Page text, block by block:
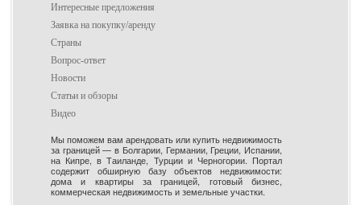
Интересные предложения
Заявка на покупку/аренду
Страны
Вопрос-ответ
Новости
Статьи и обзоры
Видео
Мы поможем вам арендовать или купить недвижимость
за границей — в Болгарии, Германии, Греции, Испании,
на Кипре, в Таиланде, Турции и Черногории. Портал
содержит обширную базу объектов недвижимости:
дома и квартиры за границей, готовый бизнес,
коммерческая недвижимость и земельные участки.